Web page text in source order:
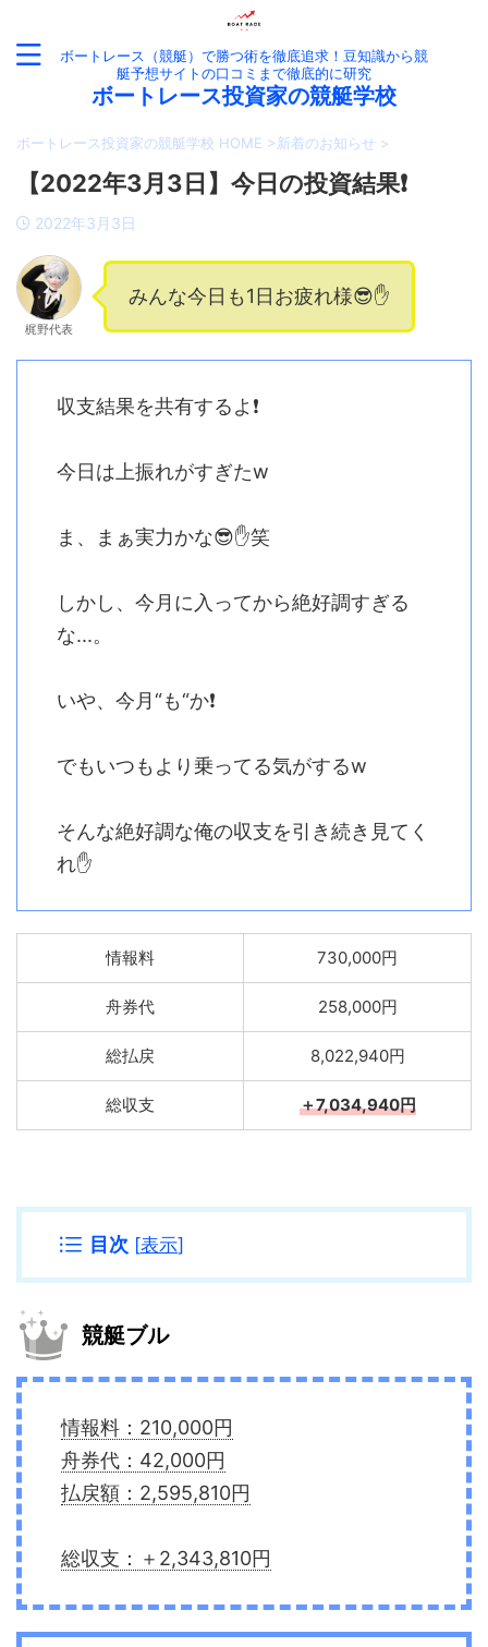
ボートレース（競艇）で勝つ術を徹底追求！豆知識から競
艇予想サイトの口コミまで徹底的に研究
ボートレース投資家の競艇学校
ボートレース投資家の競艇学校 HOME >新着のお知らせ >
【2022年3月3日】今日の投資結果❗️
2022年3月3日
梶野代表
みんな今日も1日お疲れ様😎✋
収支結果を共有するよ❗️
今日は上振れがすぎたw
ま、まぁ実力かな😎✋笑
しかし、今月に入ってから絶好調すぎる
な...。
いや、今月“も“か❗️
でもいつもより乗ってる気がするw
そんな絶好調な俺の収支を引き続き見てく
れ✋
情報料 730,000円
舟券代 258,000円
総払戻 8,022,940円
総収支 ＋7,034,940円
目次 [表示]
競艇ブル
情報料：210,000円
舟券代：42,000円
払戻額：2,595,810円
総収支：＋2,343,810円